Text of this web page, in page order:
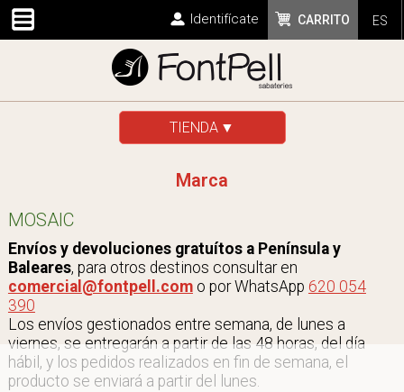
ES
CARRITO
Identifícate
TIENDA
Marca
MOSAIC
Envíos y devoluciones gratuítos a Península y
Baleares, para otros destinos consultar en
comercial@fontpell.como por WhatsApp 620 054
390
Los envíos gestionados entre semana, de lunes a
viernes, se entregarán a partir de las 48 horas, del día
hábil, y los pedidos realizados en fin de semana, el
producto se enviará a partir del lunes.